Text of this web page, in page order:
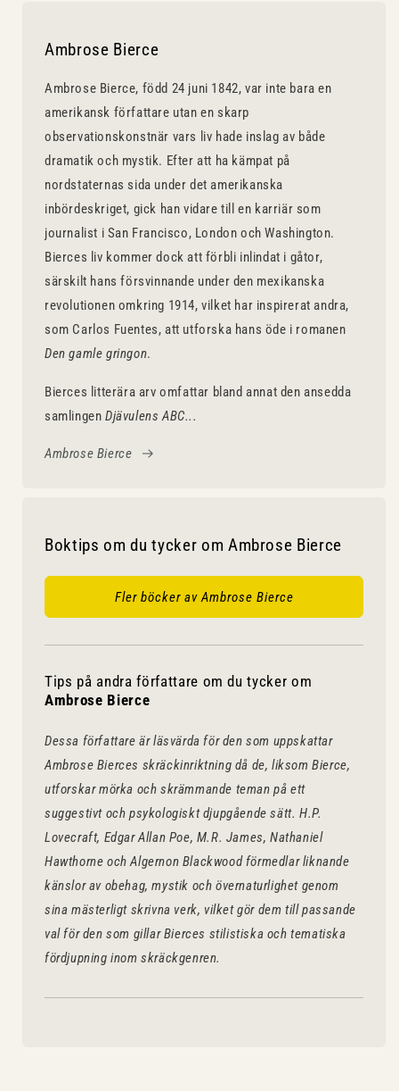
Ambrose Bierce
Ambrose Bierce, född 24 juni 1842, var inte bara en
amerikansk författare utan en skarp
observationskonstnär vars liv hade inslag av både
dramatik och mystik. Efter att ha kämpat på
nordstaternas sida under det amerikanska
inbördeskriget, gick han vidare till en karriär som
journalist i San Francisco, London och Washington.
Bierces liv kommer dock att förbli inlindat i gåtor,
särskilt hans försvinnande under den mexikanska
revolutionen omkring 1914, vilket har inspirerat andra,
som Carlos Fuentes, att utforska hans öde i romanen
Den gamle gringon.
Bierces litterära arv omfattar bland annat den ansedda
samlingen Djävulens ABC...
Ambrose Bierce
Boktips om du tycker om Ambrose Bierce
Fler böcker av Ambrose Bierce
Tips på andra författare om du tycker om
Ambrose Bierce
Dessa författare är läsvärda för den som uppskattar
Ambrose Bierces skräckinriktning då de, liksom Bierce,
utforskar mörka och skrämmande teman på ett
suggestivt och psykologiskt djupgående sätt. H.P.
Lovecraft, Edgar Allan Poe, M.R. James, Nathaniel
Hawthorne och Algernon Blackwood förmedlar liknande
känslor av obehag, mystik och övernaturlighet genom
sina mästerligt skrivna verk, vilket gör dem till passande
val för den som gillar Bierces stilistiska och tematiska
fördjupning inom skräckgenren.